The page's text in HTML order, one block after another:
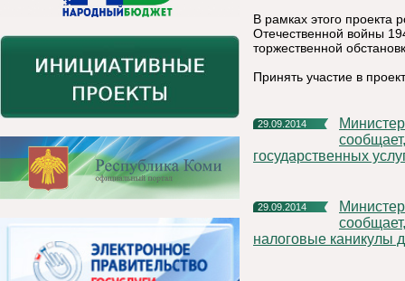
В рамках этого проекта
Отечественной войны
торжественной
Принять участие в
29.09.2014
Министерство экономического развития Республики Коми
государственных
29.09.2014
Министерство экономического развития Республики Коми
налоговые каникулы